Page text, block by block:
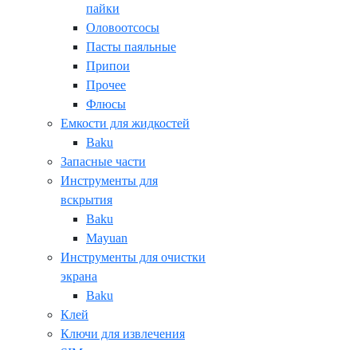
пайки
Оловоотсосы
Пасты паяльные
Припои
Прочее
Флюсы
Емкости для жидкостей
Baku
Запасные части
Инструменты для
вскрытия
Baku
Mayuan
Инструменты для очистки
экрана
Baku
Клей
Ключи для извлечения